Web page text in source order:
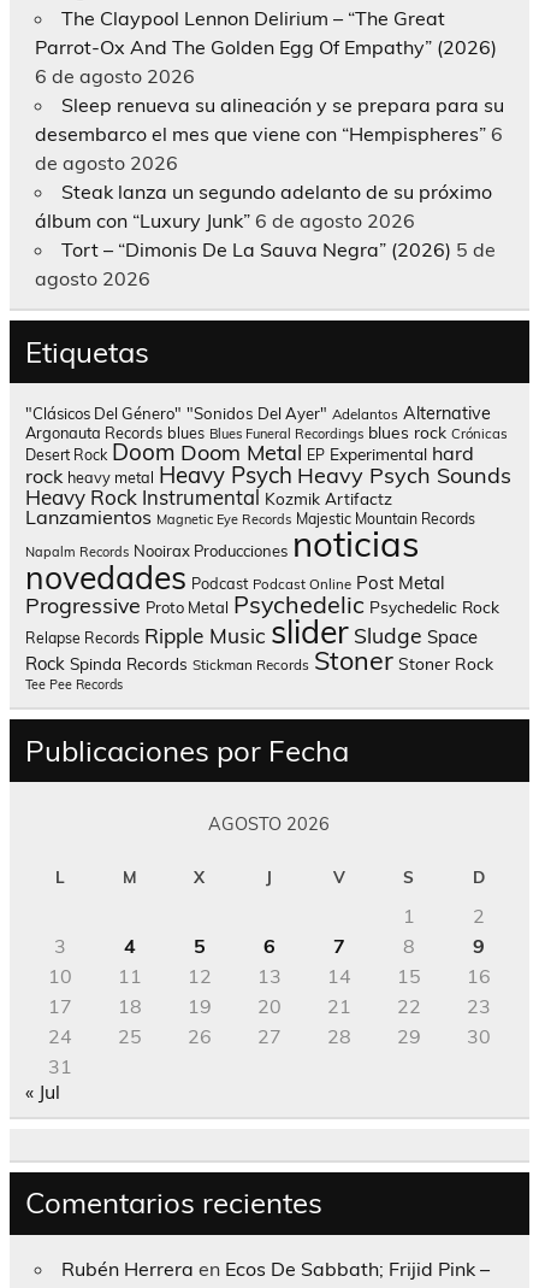
The Claypool Lennon Delirium – “The Great
Parrot-Ox And The Golden Egg Of Empathy” (2026)
6 de agosto 2026
Sleep renueva su alineación y se prepara para su
desembarco el mes que viene con “Hempispheres” 6
de agosto 2026
Steak lanza un segundo adelanto de su próximo
álbum con “Luxury Junk” 6 de agosto 2026
Tort – “Dimonis De La Sauva Negra” (2026) 5 de
agosto 2026
Etiquetas
"Clásicos Del Género" "Sonidos Del Ayer" Adelantos Alternative
Argonauta Records blues Blues Funeral Recordings blues rock Crónicas
Desert Rock Doom Doom Metal EP Experimental hard
rock heavy metal Heavy Psych Heavy Psych Sounds
Heavy Rock Instrumental Kozmik Artifactz
Lanzamientos Magnetic Eye Records Majestic Mountain Records
Napalm Records Nooirax Producciones noticias
novedades Podcast Podcast Online Post Metal
Progressive Proto Metal Psychedelic Psychedelic Rock
Relapse Records Ripple Music slider Sludge Space
Rock Spinda Records Stickman Records Stoner Stoner Rock
Tee Pee Records
Publicaciones por Fecha
AGOSTO 2026
L M X J V S D
1
2
3
4 5 6 7 8
9
10
11 12 13 14 15
16
17
18 19 20 21 22
23
24
25 26 27 28 29
30
31
« Jul
Comentarios recientes
Rubén Herrera en Ecos De Sabbath; Frijid Pink –